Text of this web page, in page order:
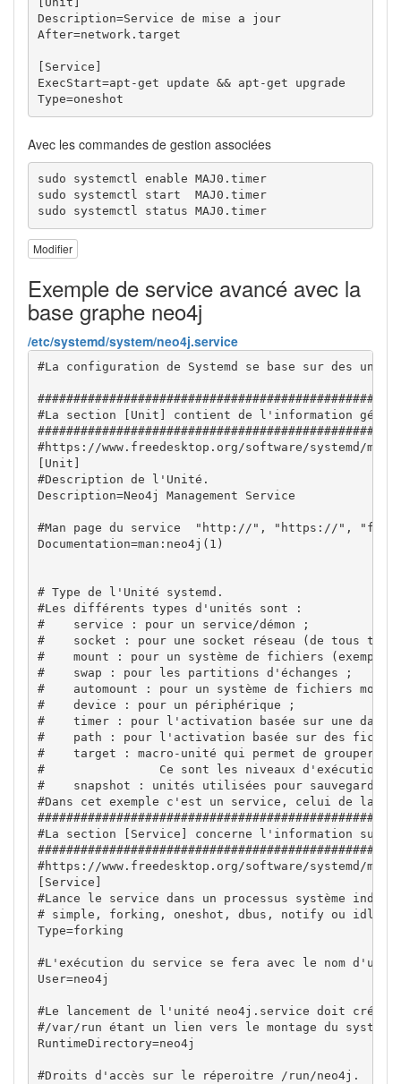
Description=Service de mise a jour
After=network.target
[Service]
ExecStart=apt-get update && apt-get upgrade
Type=oneshot
Avec les commandes de gestion associées
sudo systemctl enable MAJ0.timer
sudo systemctl start  MAJ0.timer
sudo systemctl status MAJ0.timer
Modifier
Exemple de service avancé avec la
base graphe neo4j
/etc/systemd/system/neo4j.service
#La configuration de Systemd se base sur des
#La section [Unit] contient de l'information
#https://www.freedesktop.org/software/systemd/
[Unit]
#Description de l'Unité.
Description=Neo4j Management Service
#Man page du service  "http://", "https://",
Documentation=man:neo4j(1)
# Type de l'Unité systemd.
#Les différents types d'unités sont :
#    service : pour un service/démon ;
#    socket : pour une socket réseau (de tous
#    mount : pour un système de fichiers
#    swap : pour les partitions d'échanges ;
#    automount : pour un système de fichiers monté
#    device : pour un périphérique ;
#    timer : pour l'activation basée sur une date
#    path : pour l'activation basée sur des
#    target : macro-unité qui permet de grouper
#                Ce sont les niveaux d'exécutions
#    snapshot : unités utilisées pour sauvegarder
#Dans cet exemple c'est un service, celui de la
#La section [Service] concerne l'information sur
#https://www.freedesktop.org/software/systemd/
[Service]
#Lance le service dans un processus système
# simple, forking, oneshot, dbus, notify ou idle
Type=forking
#L'exécution du service se fera avec le nom
User=neo4j
#Le lancement de l'unité neo4j.service doit créer
#/var/run étant un lien vers le montage du
RuntimeDirectory=neo4j
#Droits d'accès sur le réperoitre /run/neo4j.